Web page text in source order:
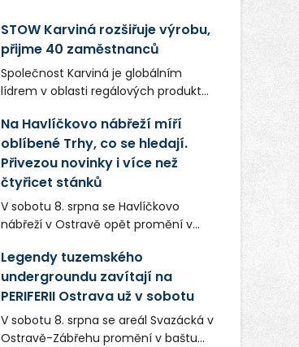
STOW Karviná rozšiřuje výrobu,
přijme 40 zaměstnanců
Společnost Karviná je globálním
lídrem v oblasti regálových produktů
zaměstnavatelem na Karvinsku a
firmou s obrovským potenciálem.
Na Havlíčkovo nábřeží míří
oblíbené Trhy, co se hledají.
Přivezou novinky i více než
čtyřicet stánků
V sobotu 8. srpna se Havlíčkovo
nábřeží v Ostravě opět promění v
lokálních výrobků. Trhy, co se hledají
tentokrát nabídnou více než čtyřicet
pečlivě vybraných stánků s kvalitní
gastronomií, farmářskými produkty,
designem i řemeslnou tvorbou.
Legendy tuzemského
undergroundu zavítají na
PERIFERII Ostrava už v sobotu
V sobotu 8. srpna se areál Svazácká v
Ostravě-Zábřehu promění v baštu